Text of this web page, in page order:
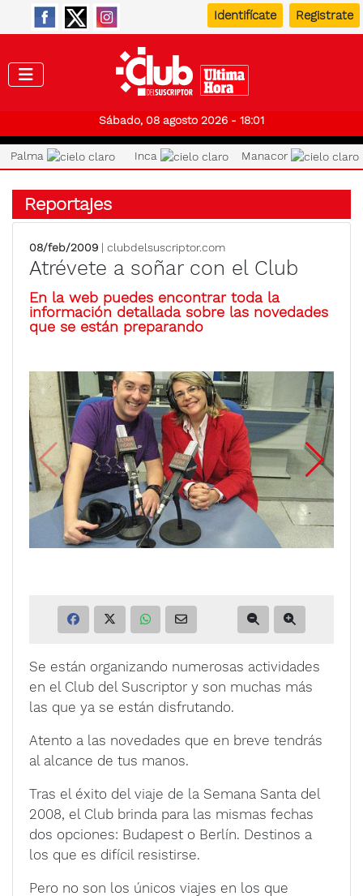
Identifícate Registrate
Sábado, 08 agosto 2026 - 18:01
Palma Inca Manacor
Reportajes
08/feb/2009 | clubdelsuscriptor.com
Atrévete a soñar con el Club
En la web puedes encontrar toda la
información detallada sobre las novedades
que se están preparando
Se están organizando numerosas actividades
en el Club del Suscriptor y son muchas más
las que ya se están disfrutando.
Atento a las novedades que en breve tendrás
al alcance de tus manos.
Tras el éxito del viaje de la Semana Santa del
2008, el Club brinda para las mismas fechas
dos opciones: Budapest o Berlín. Destinos a
los que es difícil resistirse.
Pero no son los únicos viajes en los que